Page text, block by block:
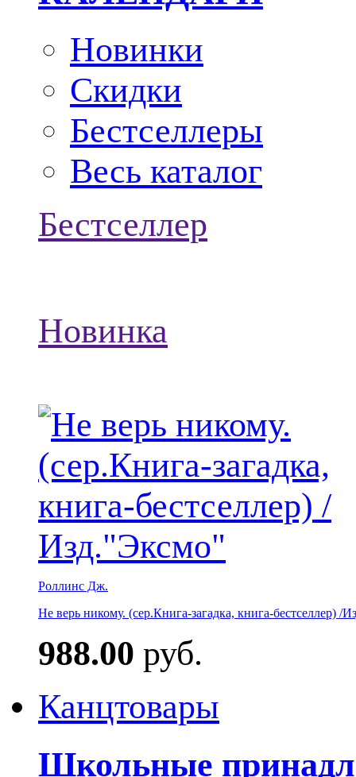
Новинки
Скидки
Бестселлеры
Весь каталог
Бестселлер
Новинка
Роллинс Дж.
Не верь никому. (сер.Книга-загадка, книга-бестселлер) /
988.00 руб.
Канцтовары
Школьные